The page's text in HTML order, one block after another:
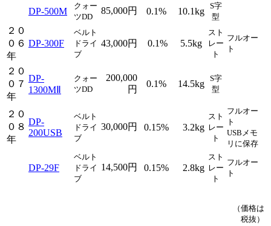
DP-500M
クォー
ツDD
85,000円 0.1% 10.1kg
S字
型
２０
０６
年
DP-300F
ベルト
ドライ
ブ
43,000円 0.1% 5.5kg
スト
レー
ト
フルオー
ト
２０
０７
年
DP-
1300MⅡ
クォー
ツDD
200,000
円
0.1% 14.5kg
S字
型
２０
０８
年
DP-
200USB
ベルト
ドライ
ブ
30,000円 0.15% 3.2kg
スト
レー
ト
フルオー
ト
USBメモ
リに保存
DP-29F
ベルト
ドライ
ブ
14,500円 0.15% 2.8kg
スト
レー
ト
フルオー
ト
（価格は
税抜）